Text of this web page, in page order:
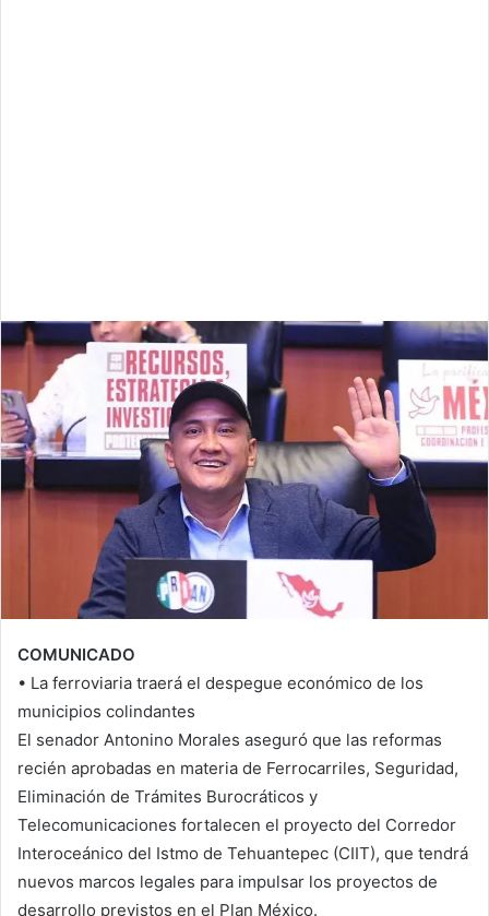
COMUNICADO
• La ferroviaria traerá el despegue económico de los
municipios colindantes
El senador Antonino Morales aseguró que las reformas
recién aprobadas en materia de Ferrocarriles, Seguridad,
Eliminación de Trámites Burocráticos y
Telecomunicaciones fortalecen el proyecto del Corredor
Interoceánico del Istmo de Tehuantepec (CIIT), que tendrá
nuevos marcos legales para impulsar los proyectos de
desarrollo previstos en el Plan México.